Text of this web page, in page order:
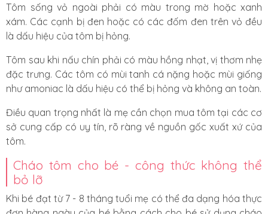
Tôm sống vỏ ngoài phải có màu trong mờ hoặc xanh
xám. Các cạnh bị đen hoặc có các đốm đen trên vỏ đều
là dấu hiệu của tôm bị hỏng.
Tôm sau khi nấu chín phải có màu hồng nhạt, vị thơm nhẹ
đặc trưng. Các tôm có mùi tanh cá nặng hoặc mùi giống
như amoniac là dấu hiệu có thể bị hỏng và không an toàn.
Điều quan trọng nhất là mẹ cần chọn mua tôm tại các cơ
sở cung cấp có uy tín, rõ ràng về nguồn gốc xuất xứ của
tôm.
Cháo tôm cho bé - công thức không thể
bỏ lỡ
Khi bé đạt từ 7 - 8 tháng tuổi mẹ có thể đa dạng hóa thực